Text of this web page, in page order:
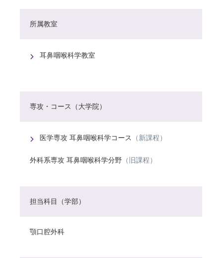
所属教室
耳鼻咽喉科学教室
専攻・コース（大学院）
医学専攻 耳鼻咽喉科学コース （新課程）
外科系専攻 耳鼻咽喉科学分野 （旧課程）
担当科目（学部）
顎口腔外科